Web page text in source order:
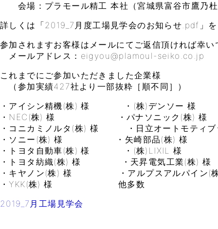
会場：プラモール精工 本社（宮城県富谷市鷹乃
詳しくは「2019_7月度工場見学会のお知らせ.pdf」
参加されますお客様はメールにてご返信頂ければ幸い
メールアドレス：eigyou@plamoul-seiko.co.jp
これまでにご参加いただきました企業様
（参加実績427社より一部抜粋［順不同］）
・アイシン精機(株) 様 ・(株)デンソー 様
・NEC(株) 様 ・パナソニック(株) 様
・コニカミノルタ(株) 様 ・日立オートモティブ
・ソニー(株) 様 ・矢崎部品(株) 様
・トヨタ自動車(株) 様 ・(株)LIXIL 様
・トヨタ紡織(株) 様 ・天昇電気工業(株) 様
・キヤノン(株) 様 ・アルプスアルパイン(
・YKK(株) 様 他多数
2019_7月工場見学会